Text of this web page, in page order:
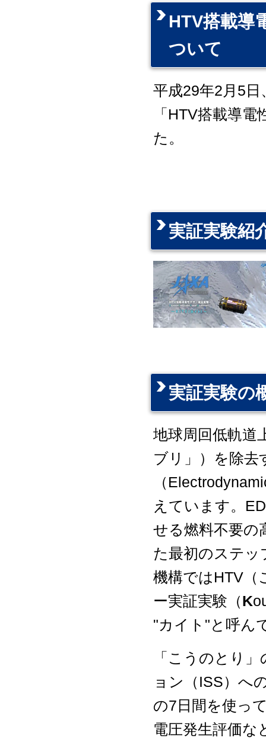
HTV搭載導
ついて
平成29年2月5
「HTV搭載導
た。
実証実験紹
実証実験の
地球周回低軌道
ブリ」）を除去
（ Electrod
えています。
せる燃料不要の
た最初のステッ
機構ではHTV（
ー実証実験（K
"カイト"と呼ん
「こうのとり
ョン（ISS）へ
の7日間を使っ
電圧発生評価な